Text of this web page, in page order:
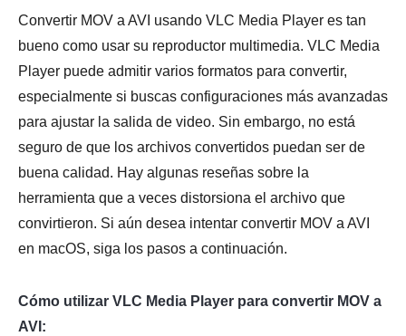
Convertir MOV a AVI usando VLC Media Player es tan
bueno como usar su reproductor multimedia. VLC Media
Player puede admitir varios formatos para convertir,
especialmente si buscas configuraciones más avanzadas
para ajustar la salida de video. Sin embargo, no está
seguro de que los archivos convertidos puedan ser de
buena calidad. Hay algunas reseñas sobre la
herramienta que a veces distorsiona el archivo que
convirtieron. Si aún desea intentar convertir MOV a AVI
en macOS, siga los pasos a continuación.
Cómo utilizar VLC Media Player para convertir MOV a
AVI: